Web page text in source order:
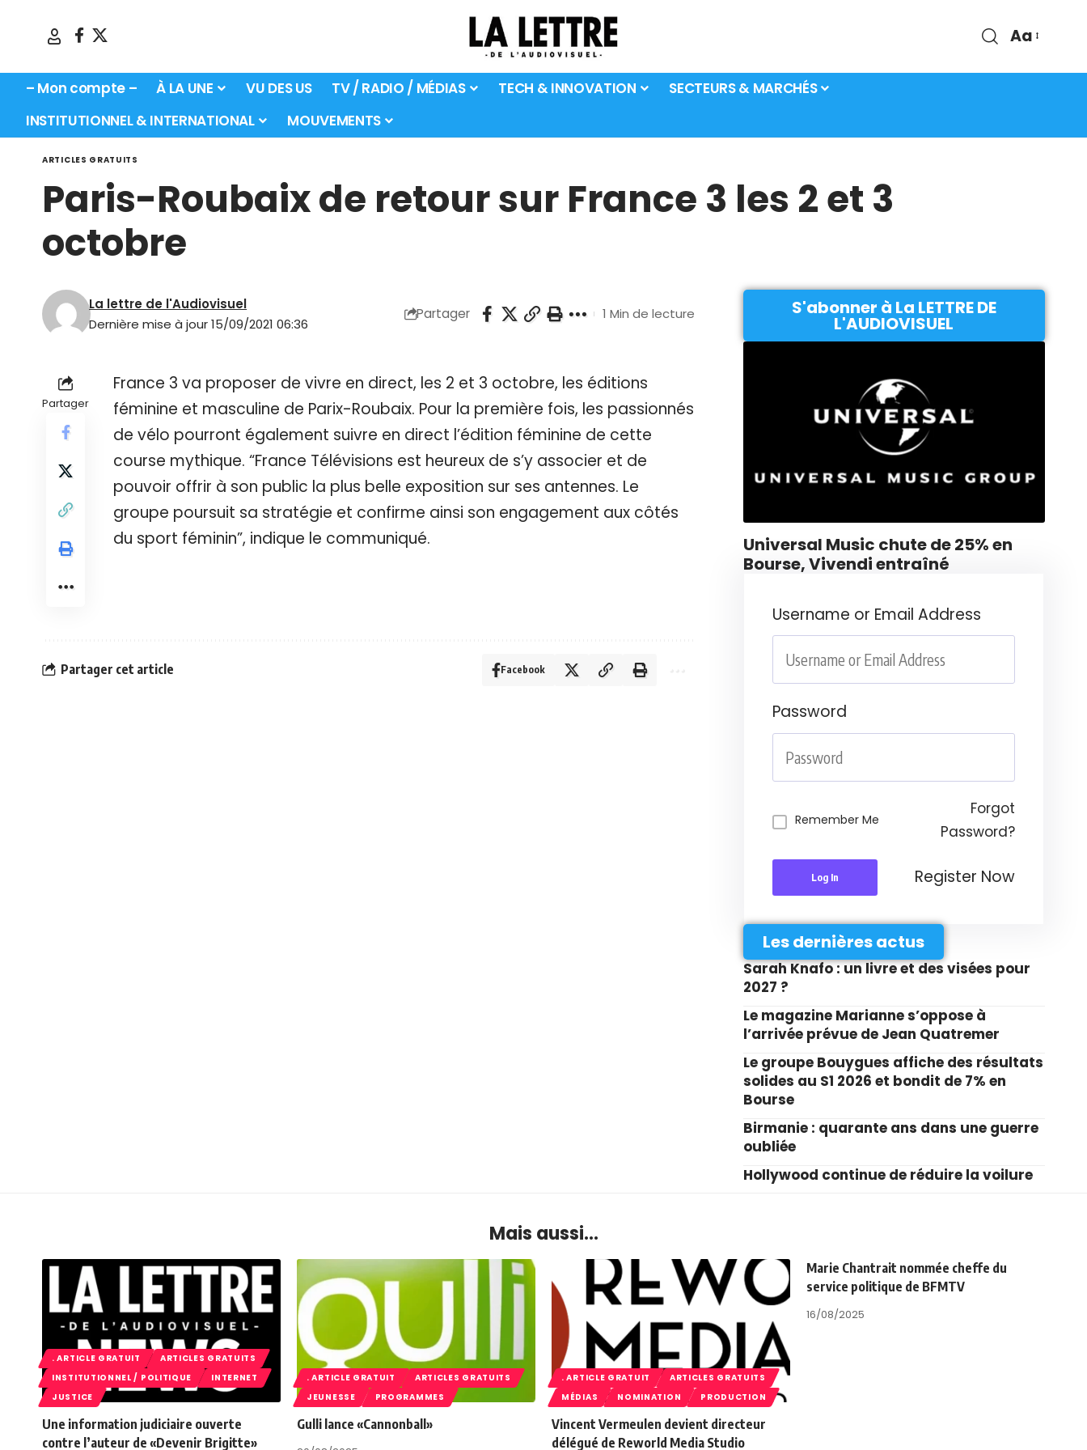
Aa
– Mon compte – À LA UNE VU DES US TV / RADIO / MÉDIAS TECH & INNOVATION
SECTEURS & MARCHÉS
INSTITUTIONNEL & INTERNATIONAL
MOUVEMENTS
ARTICLES GRATUITS
Paris-Roubaix de retour sur France 3 les 2 et 3
octobre
Dernière mise à jour 15/09/2021 06:36
La lettre de l'Audiovisuel
Partager 1 Min de lecture
Partager
France 3 va proposer de vivre en direct, les 2 et 3 octobre, les éditions
féminine et masculine de Parix-Roubaix. Pour la première fois, les passionnés
de vélo pourront également suivre en direct l’édition féminine de cette
course mythique. “France Télévisions est heureux de s’y associer et de
pouvoir offrir à son public la plus belle exposition sur ses antennes. Le
groupe poursuit sa stratégie et confirme ainsi son engagement aux côtés
du sport féminin”, indique le communiqué.
Partager cet article Facebook
S'abonner à La LETTRE DE
L'AUDIOVISUEL
Universal Music chute de 25% en
Bourse, Vivendi entraîné
Username or Email Address
Password
Remember Me
Forgot
Password?
Log In Register Now
Les dernières actus
Sarah Knafo : un livre et des visées pour
2027 ?
Le magazine Marianne s’oppose à
l’arrivée prévue de Jean Quatremer
Le groupe Bouygues affiche des résultats
solides au S1 2026 et bondit de 7% en
Bourse
Birmanie : quarante ans dans une guerre
oubliée
Hollywood continue de réduire la voilure
Mais aussi...
. ARTICLE GRATUIT
ARTICLES GRATUITS
INSTITUTIONNEL / POLITIQUE
INTERNET
JUSTICE
Une information judiciaire ouverte
contre l’auteur de «Devenir Brigitte»
. ARTICLE GRATUIT
ARTICLES GRATUITS
JEUNESSE
PROGRAMMES
Gulli lance «Cannonball»
. ARTICLE GRATUIT
ARTICLES GRATUITS
MÉDIAS
NOMINATION PRODUCTION
Vincent Vermeulen devient directeur
délégué de Reworld Media Studio
Marie Chantrait nommée cheffe du
service politique de BFMTV
16/08/2025